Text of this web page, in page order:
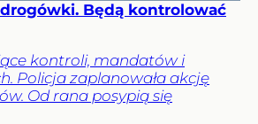
Będą kontrolować
kontroli, mandatów i
Policja zaplanowała akcję
Od rana posypią się